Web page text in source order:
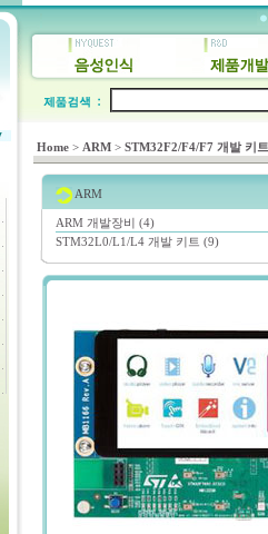
Home > ARM > STM32F2/F4/F7 개발 키트
ARM
ARM 개발장비 (4)
STM32L0/L1/L4 개발 키트 (9)